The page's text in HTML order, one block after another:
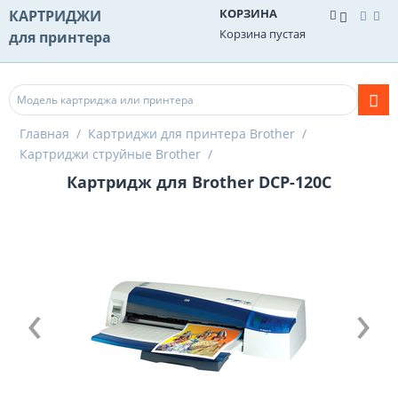
КАРТРИДЖИ
для принтера
КОРЗИНА
Корзина пустая
Главная / Картриджи для принтера Brother /
Картриджи струйные Brother /
Картридж для Brother DCP-120C